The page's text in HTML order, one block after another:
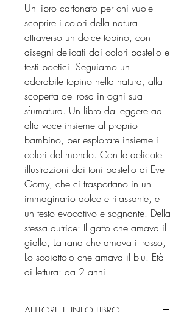
Un libro cartonato per chi vuole
scoprire i colori della natura
attraverso un dolce topino, con
disegni delicati dai colori pastello e
testi poetici. Seguiamo un
adorabile topino nella natura, alla
scoperta del rosa in ogni sua
sfumatura. Un libro da leggere ad
alta voce insieme al proprio
bambino, per esplorare insieme i
colori del mondo. Con le delicate
illustrazioni dai toni pastello di Eve
Gomy, che ci trasportano in un
immaginario dolce e rilassante, e
un testo evocativo e sognante. Della
stessa autrice: Il gatto che amava il
giallo, La rana che amava il rosso,
Lo scoiattolo che amava il blu. Età
di lettura: da 2 anni.